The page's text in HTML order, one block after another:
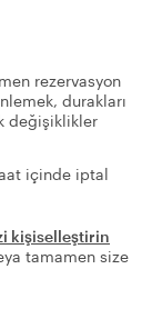
rezervasyon
durakları
değişiklikler
içinde iptal
kişiselleştirin
tamamen size